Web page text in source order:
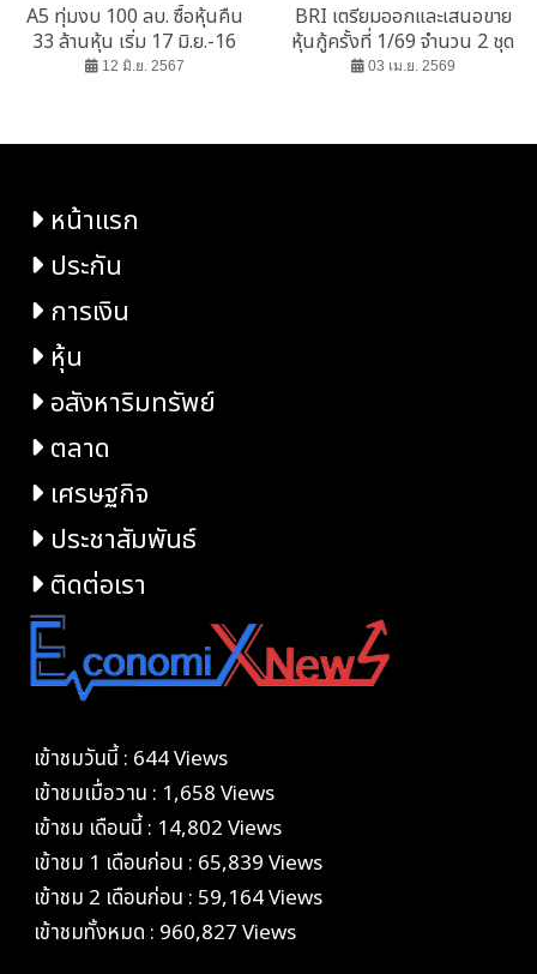
A5 ทุ่มงบ 100 ลบ. ซื้อหุ้นคืน
33 ล้านหุ้น เริ่ม 17 มิ.ย.-16
ธ.ค 67
12 มิ.ย. 2567
BRI เตรียมออกและเสนอขาย
หุ้นกู้ครั้งที่ 1/69 จำนวน 2 ชุด
ชูอัตราดอกเบี้ย [5.65 –
03 เม.ย. 2569
หน้าแรก
ประกัน
การเงิน
หุ้น
อสังหาริมทรัพย์
ตลาด
เศรษฐกิจ
ประชาสัมพันธ์
ติดต่อเรา
เข้าชมวันนี้ : 644 Views
เข้าชมเมื่อวาน : 1,658 Views
เข้าชม เดือนนี้ : 14,802 Views
เข้าชม 1 เดือนก่อน : 65,839 Views
เข้าชม 2 เดือนก่อน : 59,164 Views
เข้าชมทั้งหมด : 960,827 Views